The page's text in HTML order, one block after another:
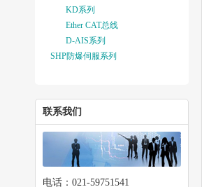
KD系列
Ether CAT总线
D-AIS系列
SHP防爆伺服系列
联系我们
电话：021-59751541